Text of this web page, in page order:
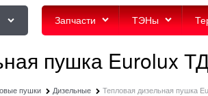
Запчасти ТЭНы
пушка Eurolux
пушки Дизельные Тепловая дизельная пушка